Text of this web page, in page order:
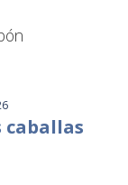
caballas